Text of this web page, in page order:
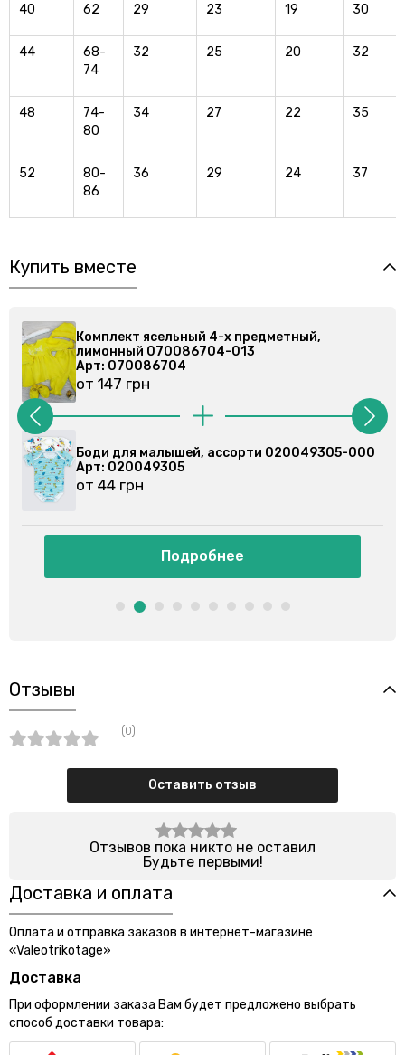
40 62 29 23 19 30
44
68-
74
32 25 20 32
48
74-
80
34 27 22 35
52
80-
86
36 29 24 37
Купить вместе
х предметный,
013
020049305-000
Комплект ясельный 4-х
лимонный 070086704-
Боди для малышей,
Отзывы
(0)
Оставить отзыв
Отзывов пока никто не оставил
Будьте первыми!
Доставка и оплата
Оплата и отправка заказов в интернет-магазине
«Valeotrikotage»
Доставка
При оформлении заказа Вам будет предложено выбрать
способ доставки товара: